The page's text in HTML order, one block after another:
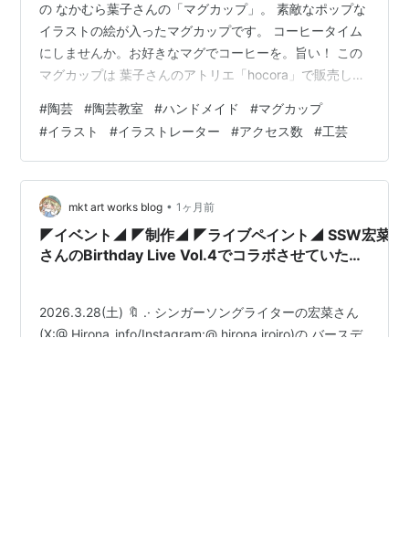
の なかむら葉子さんの「マグカップ」。 素敵なポップな
イラストの絵が入ったマグカップです。 コーヒータイム
にしませんか。お好きなマグでコーヒーを。旨い！ この
マグカップは 葉子さんのアトリエ「hocora」で販売して
ほどです。 全国的に活躍中のイラストレーターです。 別
府温泉の高級リゾートホテル「ガハマ」のお土産店にも
イラスト作品を出品してますが、 最近では、葉山御用邸
がある神奈川県葉山の高級ホテルのホテル周辺ガイドの
イラストも担当しています。 葉子さんの下記のインスタ
グラムを覗いてみて下…
#陶芸 #陶芸教室 #ハンドメイド #マグカップ
#イラスト #イラストレーター #アクセス数 #工芸
mkt art works blog • 1ヶ月前
◤イベント◢ ◤制作◢ ◤ライブペイント◢ SSW宏菜
さんのBirthday Live Vol.4でコラボさせていただ